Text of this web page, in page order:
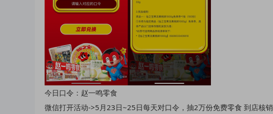
今日口令：赵一鸣零食
微信打开活动->5月23日~25日每天对口令，抽2万份免费零食 到店核销